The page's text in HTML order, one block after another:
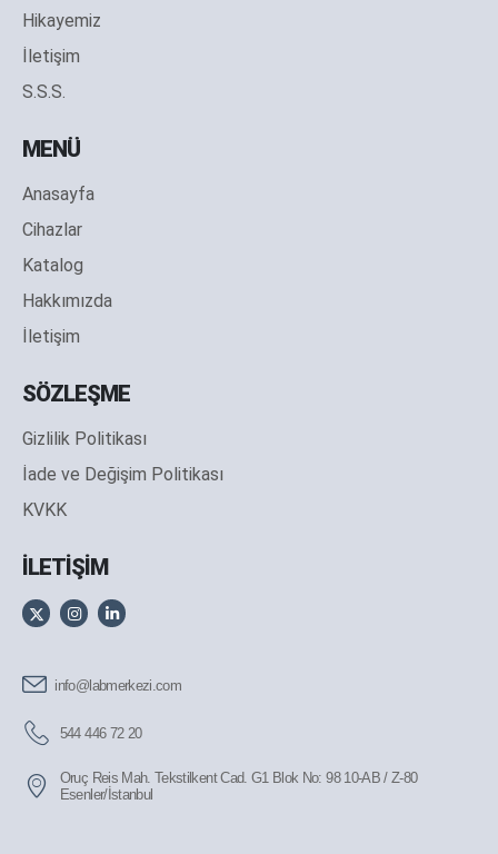
Hikayemiz
İletişim
S.S.S.
MENÜ
Anasayfa
Cihazlar
Katalog
Hakkımızda
İletişim
SÖZLEŞME
Gizlilik Politikası
İade ve Değişim Politikası
KVKK
İLETİŞİM
info@labmerkezi.com
544 446 72 20
Oruç Reis Mah. Tekstilkent Cad. G1 Blok No: 98 10-AB / Z-80
Esenler/İstanbul